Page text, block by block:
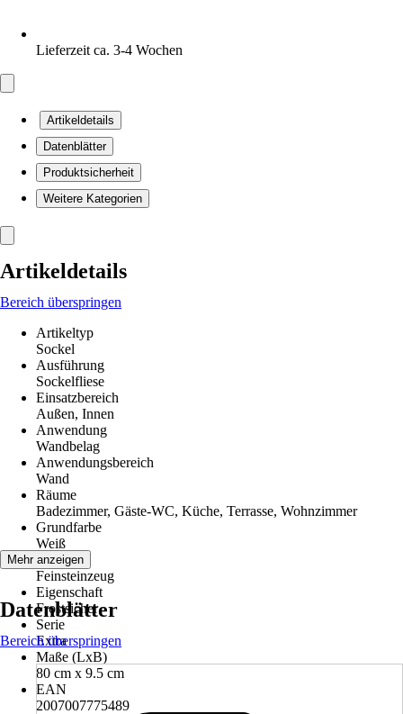
Lieferzeit ca. 3-4 Wochen
Artikeldetails
Datenblätter
Produktsicherheit
Weitere Kategorien
Artikeldetails
Bereich überspringen
Artikeltyp
Sockel
Ausführung
Sockelfliese
Einsatzbereich
Außen, Innen
Anwendung
Wandbelag
Anwendungsbereich
Wand
Räume
Badezimmer, Gäste-WC, Küche, Terrasse, Wohnzimmer
Grundfarbe
Weiß
Material
Feinsteinzeug
Eigenschaft
Frostsicher
Serie
Extra
Maße (LxB)
80 cm x 9.5 cm
EAN
2007007775489
Mehr anzeigen
Datenblätter
Bereich überspringen